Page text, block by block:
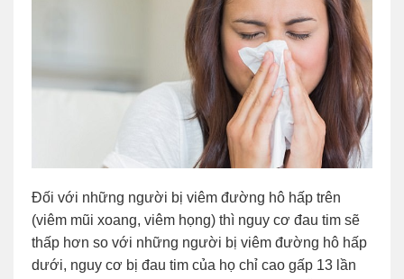
Đối với những người bị viêm đường hô hấp trên
(viêm mũi xoang, viêm họng) thì nguy cơ đau tim sẽ
thấp hơn so với những người bị viêm đường hô hấp
dưới, nguy cơ bị đau tim của họ chỉ cao gấp 13 lần